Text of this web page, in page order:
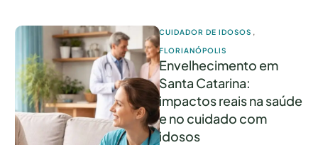
CUIDADOR DE IDOSOS ,
FLORIANÓPOLIS
Envelhecimento em
Santa Catarina:
impactos reais na saúde
e no cuidado com
idosos